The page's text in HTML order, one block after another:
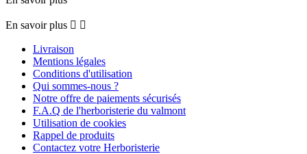
En savoir plus  
Livraison
Mentions légales
Conditions d'utilisation
Qui sommes-nous ?
Notre offre de paiements sécurisés
F.A.Q de l'herboristerie du valmont
Utilisation de cookies
Rappel de produits
Contactez votre Herboristerie